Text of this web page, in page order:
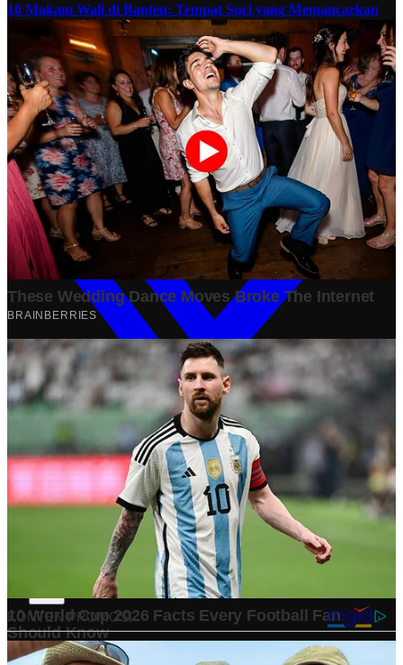
10 Makam Wali di Banten: Tempat Suci yang Memancarkan
Spiritualitas dan Sejarah
Tech·2 years ago
Analisis Bisnis Kopi Kenangan vs Point Coffee: Persaingan
dalam Industri Kopi Indonesia
Bisnis·1 year ago
Share: